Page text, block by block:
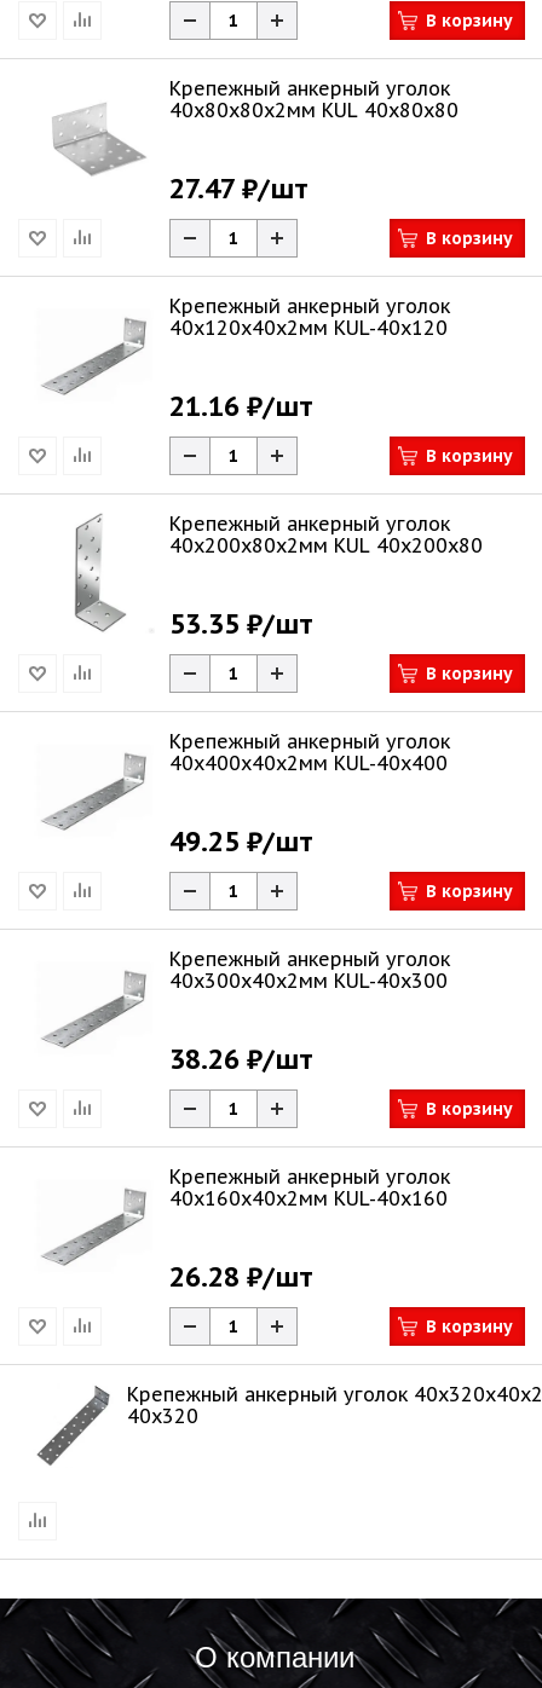
В корзину
Крепежный анкерный уголок
40х80х80х2мм KUL 40x80x80
27.47 ₽/шт
В корзину
Крепежный анкерный уголок
40х120х40х2мм KUL-40x120
21.16 ₽/шт
В корзину
Крепежный анкерный уголок
40х200х80х2мм KUL 40x200x80
53.35 ₽/шт
В корзину
Крепежный анкерный уголок
40х400х40х2мм KUL-40x400
49.25 ₽/шт
В корзину
Крепежный анкерный уголок
40х300х40х2мм KUL-40x300
38.26 ₽/шт
В корзину
Крепежный анкерный уголок
40х160х40х2мм KUL-40x160
26.28 ₽/шт
В корзину
Крепежный анкерный уголок
40х320
О компании